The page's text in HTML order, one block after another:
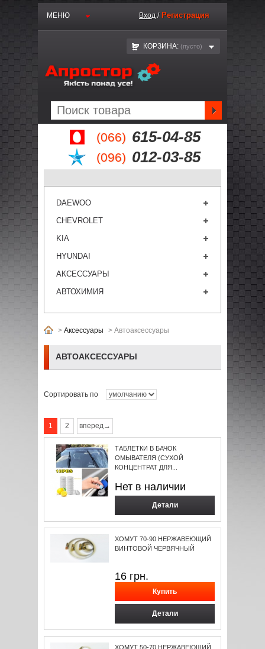
(066) 615-04-85
(096) 012-03-85
МЕНЮ Вход / Регистрация
КОРЗИНА: (пустo)
DAEWOO
CHEVROLET
KIA
HYUNDAI
АКСЕССУАРЫ
АВТОХИМИЯ
> Аксессуары > Автоаксессуары
АВТОАКСЕССУАРЫ
Сортировать по
1 2 вперед→
ТАБЛЕТКИ В БАЧОК
ОМЫВАТЕЛЯ (CУХОЙ
КОНЦЕНТРАТ ДЛЯ...
Нет в наличии
Детали
ХОМУТ 70-90 НЕРЖАВЕЮЩИЙ
ВИНТОВОЙ ЧЕРВЯЧНЫЙ
16 грн.
Детали
ХОМУТ 50-70 НЕРЖАВЕЮЩИЙ